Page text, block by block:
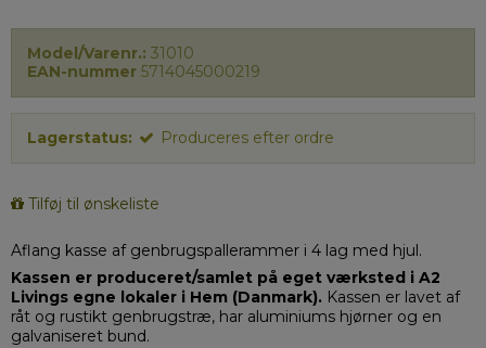
Model/Varenr.: 31010
EAN-nummer 5714045000219
Lagerstatus: Produceres efter ordre
Tilføj til ønskeliste
Aflang kasse af genbrugspallerammer i 4 lag med hjul.
Kassen er produceret/samlet på eget værksted i A2
Livings egne lokaler i Hem (Danmark). Kassen er lavet af
råt og rustikt genbrugstræ, har aluminiums hjørner og en
galvaniseret bund.